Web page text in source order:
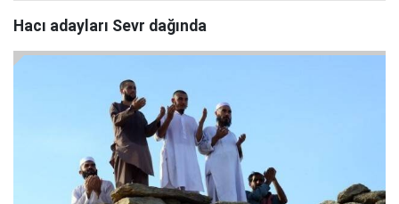
Hacı adayları Sevr dağında